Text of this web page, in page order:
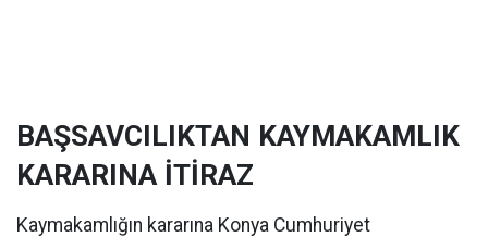
BAŞSAVCILIKTAN KAYMAKAMLIK
KARARINA İTİRAZ
Kaymakamlığın kararına Konya Cumhuriyet